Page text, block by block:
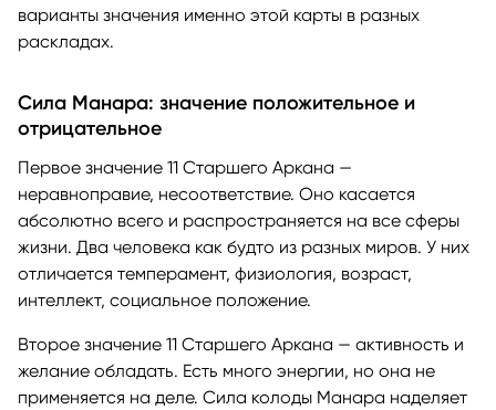
варианты значения именно этой карты в разных
раскладах.
Сила Манара: значение положительное и
отрицательное
Первое значение 11 Старшего Аркана —
неравноправие, несоответствие. Оно касается
абсолютно всего и распространяется на все сферы
жизни. Два человека как будто из разных миров. У них
отличается темперамент, физиология, возраст,
интеллект, социальное положение.
Второе значение 11 Старшего Аркана — активность и
желание обладать. Есть много энергии, но она не
применяется на деле. Сила колоды Манара наделяет